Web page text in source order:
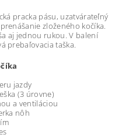
pracka pásu, uzatvárateľný
zloženého kočíka.
aj jednou rukou. V balení
prebaľovacia taška.
jazdy
(3 úrovne)
a ventiláciou
nôh